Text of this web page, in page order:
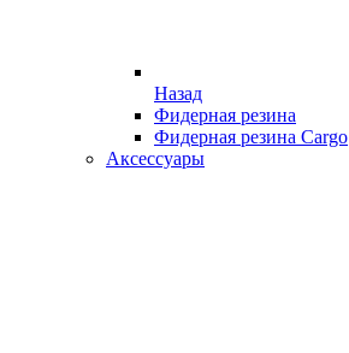
Назад
Фидерная резина
Фидерная резина Cargo
Аксессуары